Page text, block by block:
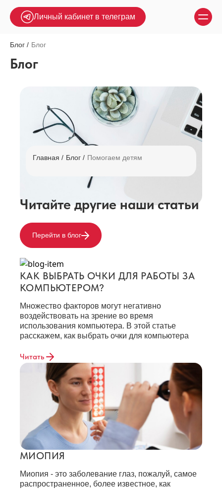
Личный кабинет в телеграм
Блог Блог
Блог
Главная Блог Помогаем детям
Читайте другие наши статьи
Перейти в блог
КАК ВЫБРАТЬ ОЧКИ ДЛЯ РАБОТЫ ЗА
КОМПЬЮТЕРОМ?
Множество факторов могут негативно
воздействовать на зрение во время
использования компьютера. В этой статье
расскажем, как выбрать очки для компьютера
Читать
МИОПИЯ
Миопия - это заболевание глаз, пожалуй, самое
распространенное, более известное, как